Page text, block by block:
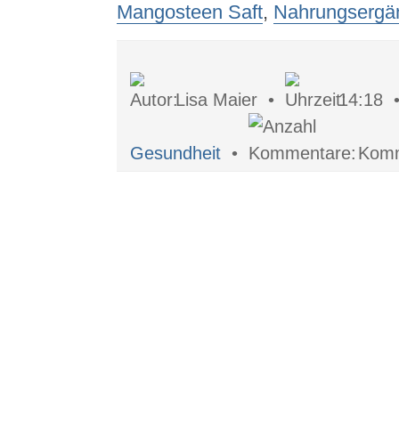
Mangosteen Saft,
Lisa Maier • 14:18
Gesundheit•